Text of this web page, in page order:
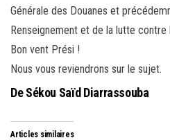
Générale des Douanes et
Renseignement et de la lutte contre
Bon vent Prési !
Nous vous reviendrons sur le sujet.
De Sékou Saïd Diarrassouba
Articles similaires